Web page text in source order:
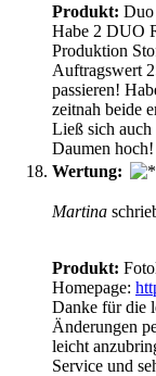
Produkt:
Habe 2 DUO
Produktion
Auftragswert
passieren!
zeitnah beide
Ließ sich auch
Daumen hoch!
Wertung:
Martina
Produkt:
Homepage:
Danke für die
Änderungen
leicht
Service und